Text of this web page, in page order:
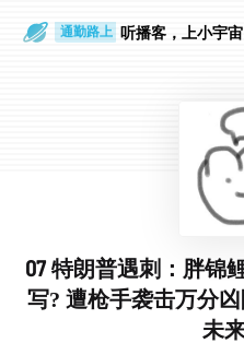
通勤路上 听播客，上小宇宙
07 特朗普遇刺：胖锦
写? 遭枪手袭击万分
未